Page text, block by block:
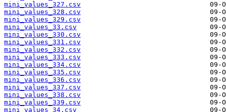
mini_values_327.csv
mini_values_328.csv
mini_values_329.csv
mini_values_33.csv
mini_values_330.csv
mini_values_331.csv
mini_values_332.csv
mini_values_333.csv
mini_values_334.csv
mini_values_335.csv
mini_values_336.csv
mini_values_337.csv
mini_values_338.csv
mini_values_339.csv
mini_values_34.csv